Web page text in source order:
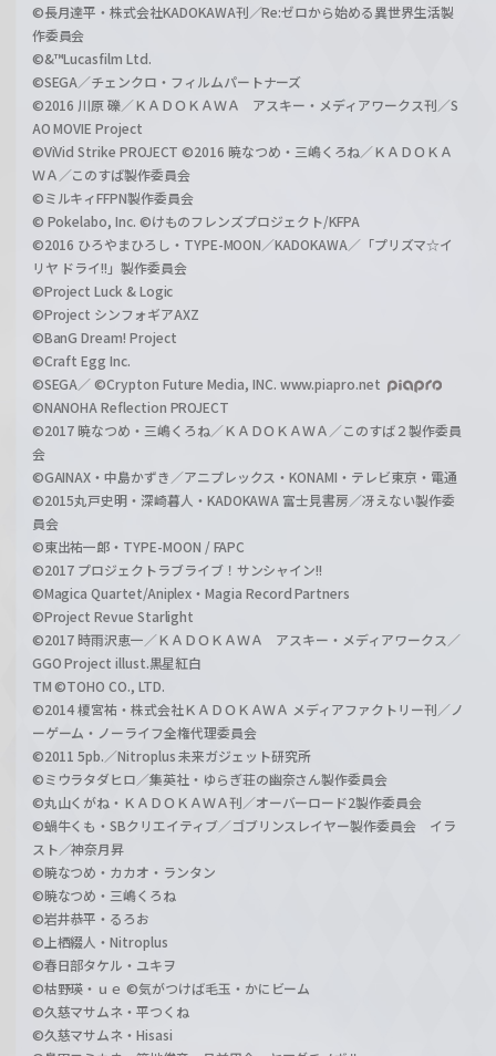
©長月達平・株式会社KADOKAWA刊／Re:ゼロから始める異世界生活製
作委員会
©&™Lucasfilm Ltd.
©SEGA／チェンクロ・フィルムパートナーズ
©2016 川原 礫／ＫＡＤＯＫＡＷＡ アスキー・メディアワークス刊／S
AO MOVIE Project
©ViVid Strike PROJECT ©2016 暁なつめ・三嶋くろね／ＫＡＤＯＫＡ
ＷＡ／このすば製作委員会
©ミルキィFFPN製作委員会
© Pokelabo, Inc. ©けものフレンズプロジェクト/KFPA
©2016 ひろやまひろし・TYPE-MOON／KADOKAWA／「プリズマ☆イ
リヤ ドライ!!」製作委員会
©Project Luck & Logic
©Project シンフォギアAXZ
©BanG Dream! Project
©Craft Egg Inc.
©SEGA／ ©Crypton Future Media, INC. www.piapro.net
©NANOHA Reflection PROJECT
©2017 暁なつめ・三嶋くろね／ＫＡＤＯＫＡＷＡ／このすば２製作委員
会
©GAINAX・中島かずき／アニプレックス・KONAMI・テレビ東京・電通
©2015丸戸史明・深崎暮人・KADOKAWA 富士見書房／冴えない製作委
員会
©東出祐一郎・TYPE-MOON / FAPC
©2017 プロジェクトラブライブ！サンシャイン!!
©Magica Quartet/Aniplex・Magia Record Partners
©Project Revue Starlight
©2017 時雨沢恵一／ＫＡＤＯＫＡＷＡ アスキー・メディアワークス／
GGO Project illust.黒星紅白
TM ©TOHO CO., LTD.
©2014 榎宮祐・株式会社ＫＡＤＯＫＡＷＡ メディアファクトリー刊／ノ
ーゲーム・ノーライフ全権代理委員会
©2011 5pb.／Nitroplus 未来ガジェット研究所
©ミウラタダヒロ／集英社・ゆらぎ荘の幽奈さん製作委員会
©丸山くがね・ＫＡＤＯＫＡＷＡ刊／オーバーロード2製作委員会
©蝸牛くも・SBクリエイティブ／ゴブリンスレイヤー製作委員会 イラ
スト／神奈月昇
©暁なつめ・カカオ・ランタン
©暁なつめ・三嶋くろね
©岩井恭平・るろお
©上栖綴人・Nitroplus
©春日部タケル・ユキヲ
©枯野瑛・ｕｅ ©気がつけば毛玉・かにビーム
©久慈マサムネ・平つくね
©久慈マサムネ・Hisasi